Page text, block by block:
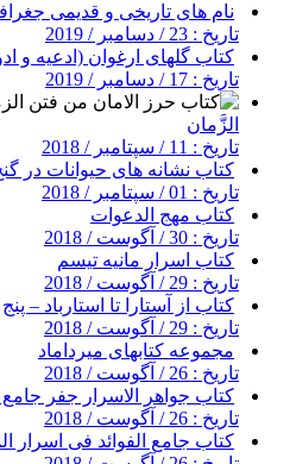
نام های تاریخی و قدیمی
تاریخ : 23 / دسامبر / 2019
کتاب گلهای ارغوان (ادعیه و
تاریخ : 17 / دسامبر / 2019
الزَّمان
تاریخ : 11 / سپتامبر / 2018
کتاب نشانه های حیوانات در
تاریخ : 01 / سپتامبر / 2018
کتاب مهج الدعوات
تاریخ : 30 / آگوست / 2018
کتاب اسرار مانیه تیسم
تاریخ : 29 / آگوست / 2018
کتاب از آستارا تا استارباد – پنج
تاریخ : 29 / آگوست / 2018
مجموعه کتابهای میرداماد
تاریخ : 26 / آگوست / 2018
کتاب جواهر الاسرار جفر جامع ۱و۲
تاریخ : 26 / آگوست / 2018
کتاب جامع الفوائد فی اسرار